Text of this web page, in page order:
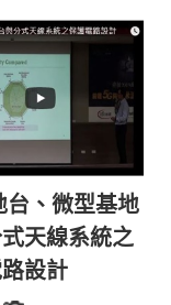
台、微型基地
天線系統之
設計